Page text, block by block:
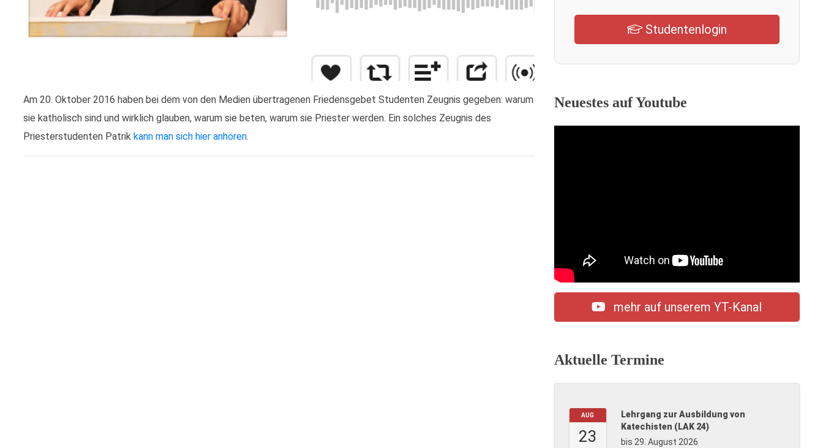
Am 20. Oktober 2016 haben bei dem von den Medien übertragenen Friedensgebet Studenten Zeugnis gegeben: warum
sie katholisch sind und wirklich glauben, warum sie beten, warum sie Priester werden. Ein solches Zeugnis des
Priesterstudenten Patrik kann man sich hier anhören.
Studentenlogin
Neuestes auf Youtube
mehr auf unserem YT-Kanal
Aktuelle Termine
AUG
23
Lehrgang zur Ausbildung von
Katechisten (LAK 24)
bis 29. August 2026